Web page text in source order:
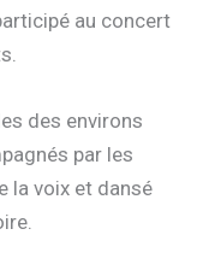
au concert
des environs
par les
la voix et dansé